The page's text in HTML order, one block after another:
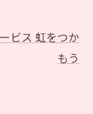
ビス 虹をつか
もう